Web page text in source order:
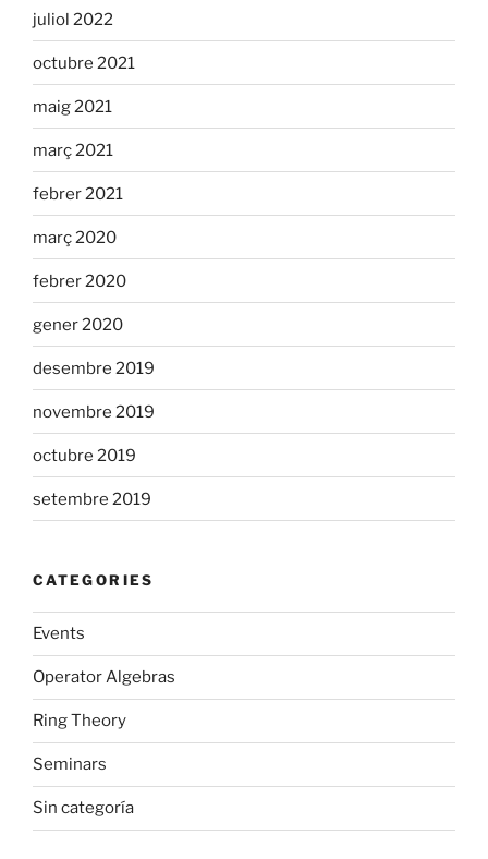
juliol 2022
octubre 2021
maig 2021
març 2021
febrer 2021
març 2020
febrer 2020
gener 2020
desembre 2019
novembre 2019
octubre 2019
setembre 2019
CATEGORIES
Events
Operator Algebras
Ring Theory
Seminars
Sin categoría